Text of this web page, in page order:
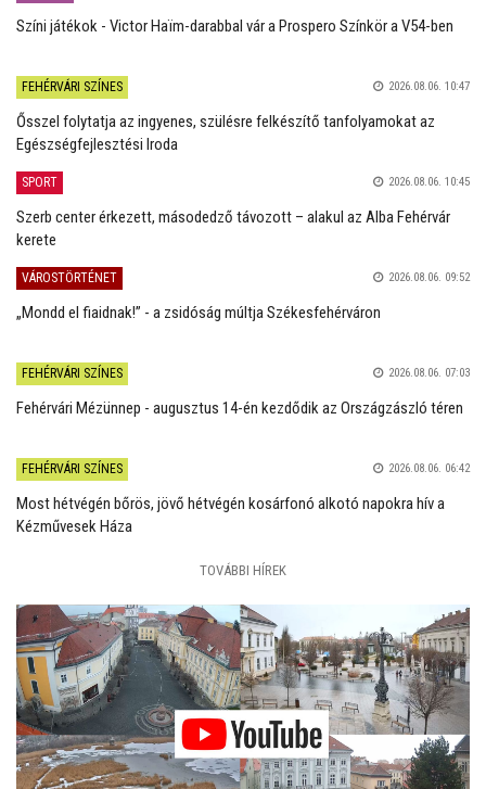
Színi játékok - Victor Haïm-darabbal vár a Prospero Színkör a V54-ben
FEHÉRVÁRI SZÍNES 2026.08.06. 10:47
Ősszel folytatja az ingyenes, szülésre felkészítő tanfolyamokat az
Egészségfejlesztési Iroda
SPORT 2026.08.06. 10:45
Szerb center érkezett, másodedző távozott – alakul az Alba Fehérvár
kerete
VÁROSTÖRTÉNET 2026.08.06. 09:52
„Mondd el fiaidnak!” - a zsidóság múltja Székesfehérváron
FEHÉRVÁRI SZÍNES 2026.08.06. 07:03
Fehérvári Mézünnep - augusztus 14-én kezdődik az Országzászló téren
FEHÉRVÁRI SZÍNES 2026.08.06. 06:42
Most hétvégén bőrös, jövő hétvégén kosárfonó alkotó napokra hív a
Kézművesek Háza
TOVÁBBI HÍREK